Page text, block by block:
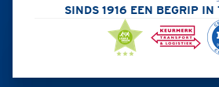
SINDS 1916 EEN BEGRIP IN